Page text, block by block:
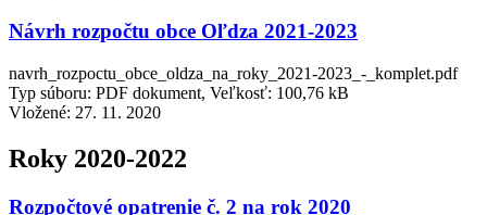
Návrh rozpočtu obce Oľdza 2021-2023
navrh_rozpoctu_obce_oldza_na_roky_2021-2023_-_komplet.pdf
Typ súboru: PDF dokument, Veľkosť: 100,76 kB
Vložené: 27. 11. 2020
Roky 2020-2022
Rozpočtové opatrenie č. 2 na rok 2020